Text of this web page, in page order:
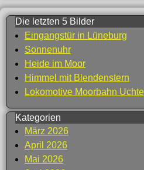
Die letzten 5 Bilder
Eingangstür in Lüneburg
Sonnenuhr
Heide im Moor
Himmel mit Blendenstern
Lokomotive Moorbahn Uchte
Kategorien
März 2026
April 2026
Mai 2026